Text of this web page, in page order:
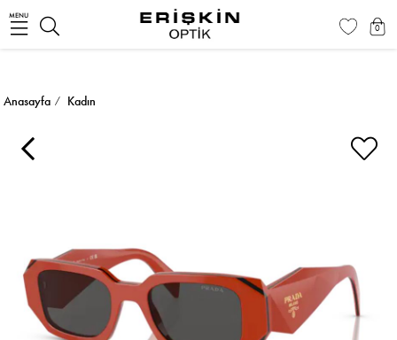
MENU
0
Anasayfa Kadın